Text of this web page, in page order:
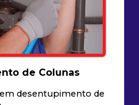
de Colunas
desentupimento de